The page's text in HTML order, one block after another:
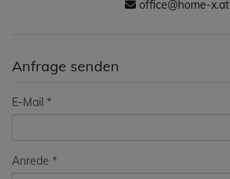
office@home-x.at
Anfrage senden
E-Mail
Anrede